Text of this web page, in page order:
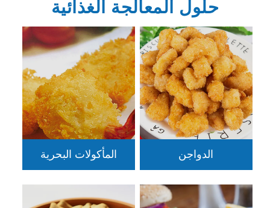
حلول المعالجة الغذائية
الدواجن المأكولات البحرية